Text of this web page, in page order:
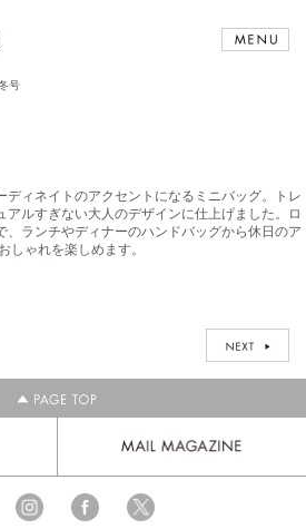
号
ディネイトのアクセントになるミニバッグ。トレ
アルすぎない大人のデザインに仕上げました。ロ
、ランチやディナーのハンドバッグから休日のア
しゃれを楽しめます。